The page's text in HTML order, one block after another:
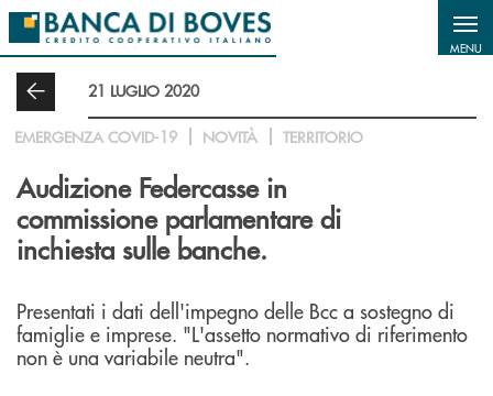
Salta al contenuto principale
MENU
21 LUGLIO 2020
EMERGENZA COVID-19 NOVITÀ TERRITORIO
Audizione Federcasse in
commissione parlamentare di
inchiesta sulle banche.
Presentati i dati dell'impegno delle Bcc a sostegno di
famiglie e imprese. "L'assetto normativo di riferimento
non è una variabile neutra".